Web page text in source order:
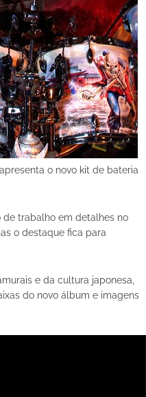
o novo kit de bateria
de trabalho em detalhes no
o destaque fica para
e da cultura japonesa,
do novo álbum e imagens